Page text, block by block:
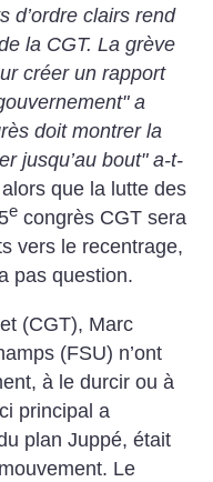
d’ordre clairs rend
la CGT. La grève
créer un rapport
a
doit montrer la
jusqu’au bout" a-t-
que la lutte des
e congrès CGT sera
vers le recentrage,
pas question.
(CGT), Marc
(FSU) n’ont
à le durcir ou à
principal a
plan Juppé, était
Le